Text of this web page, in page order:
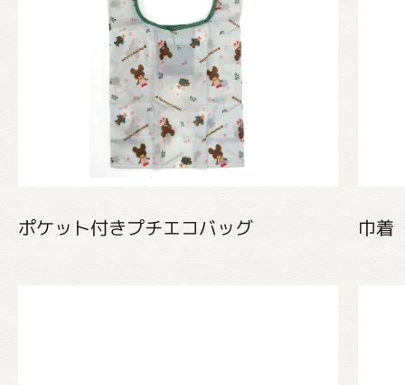
ポケット付きプチエコバッグ 巾着
くまのがっこう しょくいんしつ
くまのがっこう 家庭科部